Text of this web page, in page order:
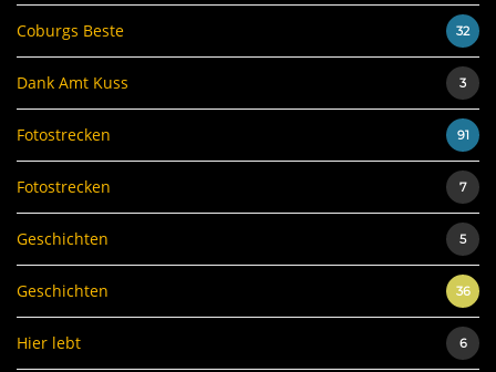
Coburgs Beste 32
Dank Amt Kuss 3
Fotostrecken 91
Fotostrecken 7
Geschichten 5
Geschichten 36
Hier lebt 6